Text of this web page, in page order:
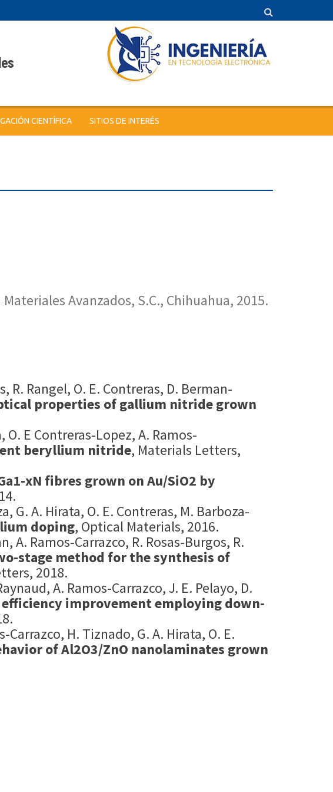
CIENTÍFICA SITIOS DE INTERÉS
Avanzados, S.C., Chihuahua, 2015.
Rangel, O. E. Contreras, D. Berman-
properties of gallium nitride grown
E Contreras-Lopez, A. Ramos-
beryllium nitride, Materials Letters,
xN fibres grown on Au/SiO2 by
G. A. Hirata, O. E. Contreras, M. Barboza-
doping, Optical Materials, 2016.
A. Ramos-Carrazco, R. Rosas-Burgos, R.
stage method for the synthesis of
2018.
A. Ramos-Carrazco, J. E. Pelayo, D.
efficiency improvement employing down-
H. Tiznado, G. A. Hirata, O. E.
of Al2O3/ZnO nanolaminates grown